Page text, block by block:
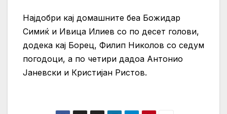
Најдобри кај домашните беа Божидар
Симиќ и Ивица Илиев со по десет голови,
додека кај Борец, Филип Николов со седум
погодоци, а по четири дадоа Антонио
Јаневски и Кристијан Ристов.